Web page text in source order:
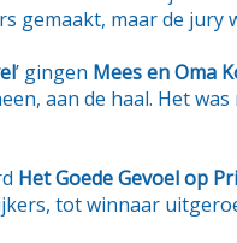
gemaakt, maar de jury
’ gingen Mees en Oma
aan de haal. Het
Het Goede Gevoel op
tot winnaar